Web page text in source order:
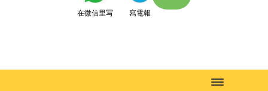
在微信里写 寫電報
Toggle